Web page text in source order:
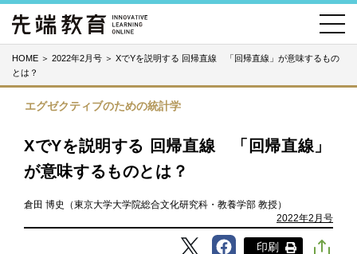
HOME ＞ 2022年2月号 ＞ XでYを説明する 回帰直線 「回帰直線」が意味するもの
とは？
エグゼクティブのための統計学
XでYを説明する 回帰直線 「回帰直線」
が意味するものとは？
倉田 博史（東京大学大学院総合文化研究科・教養学部 教授）
2022年2月号
印刷